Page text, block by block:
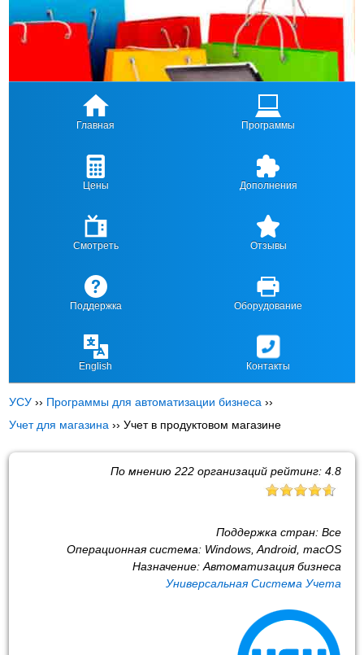
Главная Программы
Цены Дополнения
Смотреть Отзывы
Поддержка Оборудование
English Контакты
УСУ ›› Программы для автоматизации бизнеса ››
Учет для магазина ››Учет в продуктовом магазине
По мнению 222организаций рейтинг: 4.8
Поддержка стран: Все
Операционная система: Windows, Android, macOS
Назначение: Автоматизация бизнеса
Универсальная Система Учета